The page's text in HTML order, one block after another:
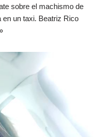
sobre el machismo de
en un taxi. Beatriz Rico